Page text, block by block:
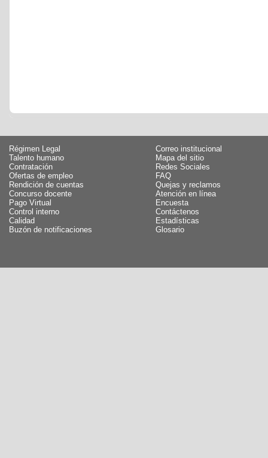
Régimen Legal
Talento humano
Contratación
Ofertas de empleo
Rendición de cuentas
Concurso docente
Pago Virtual
Control interno
Calidad
Buzón de notificaciones
Correo institucional
Mapa del sitio
Redes Sociales
FAQ
Quejas y reclamos
Atención en línea
Encuesta
Contáctenos
Estadísticas
Glosario